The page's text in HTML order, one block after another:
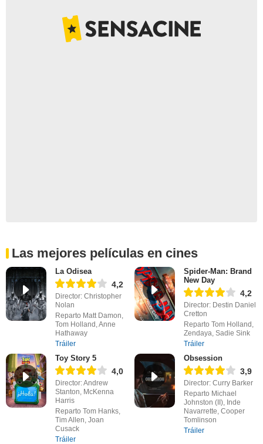
Las mejores películas en cines
La Odisea
4,2
Director: Christopher
Nolan
Reparto Matt Damon,
Tom Holland, Anne
Hathaway
Tráiler
Spider-Man: Brand
New Day
4,2
Director: Destin Daniel
Cretton
Reparto Tom Holland,
Zendaya, Sadie Sink
Tráiler
Toy Story 5
4,0
Director: Andrew
Stanton, McKenna
Harris
Reparto Tom Hanks,
Tim Allen, Joan
Cusack
Tráiler
Obsession
3,9
Director: Curry Barker
Reparto Michael
Johnston (II), Inde
Navarrette, Cooper
Tomlinson
Tráiler